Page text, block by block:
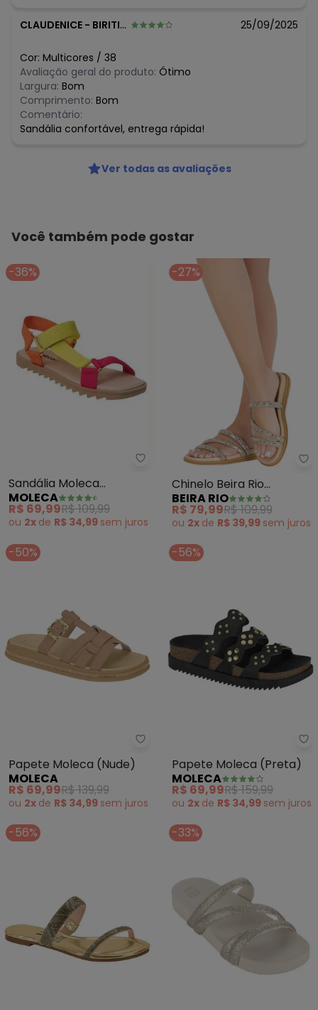
CLAUDENICE - BIRITINGA - BA 25/09/2025
Cor: Multicores / 38
Avaliação geral do produto: Ótimo
Largura: Bom
Comprimento: Bom
Comentário:
Sandália confortável, entrega rápida!
Ver todas as avaliações
Você também pode gostar
-36%
Moleca - Sandália Moleca
Sandália Moleca
(Laranja) com Velcro
MOLECA
R$ 69,99R$ 109,99
ou 2x de R$ 34,99 sem juros
-27%
Chinelo Beira Rio
(Dourado) em Sintético
BEIRA RIO
R$ 79,99R$ 109,99
ou 2x de R$ 39,99 sem juros
-50%
Moleca - Papete Moleca
Papete Moleca (Nude)
MOLECA
R$ 69,99R$ 139,99
ou 2x de R$ 34,99 sem juros
-56%
Papete Moleca (Preta)
MOLECA
R$ 69,99R$ 159,99
ou 2x de R$ 34,99 sem juros
-56% -33%